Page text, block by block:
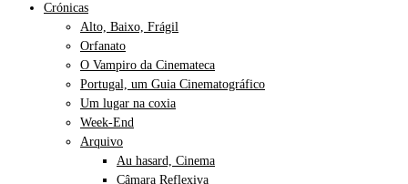
Crónicas
Alto, Baixo, Frágil
Orfanato
O Vampiro da Cinemateca
Portugal, um Guia Cinematográfico
Um lugar na coxia
Week-End
Arquivo
Au hasard, Cinema
Câmara Reflexiva